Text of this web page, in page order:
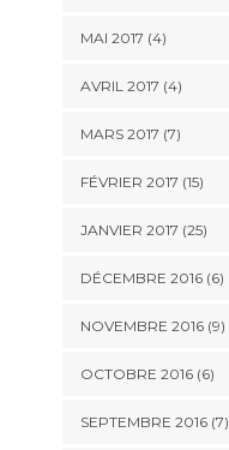
MAI 2017 (4)
AVRIL 2017 (4)
MARS 2017 (7)
FÉVRIER 2017 (15)
JANVIER 2017 (25)
DÉCEMBRE 2016 (6)
NOVEMBRE 2016 (9)
OCTOBRE 2016 (6)
SEPTEMBRE 2016 (7)